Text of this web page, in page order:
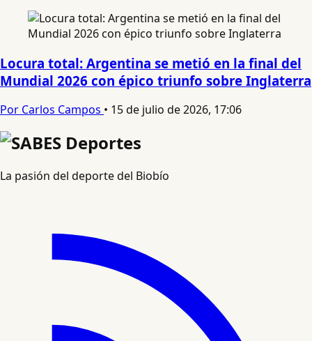
Locura total: Argentina se metió en la final del
Mundial 2026 con épico triunfo sobre Inglaterra
Por Carlos Campos • 15 de julio de 2026, 17:06
La pasión del deporte del Biobío